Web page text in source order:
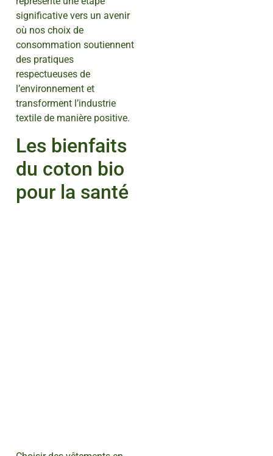
significative vers un avenir
où nos choix de
consommation soutiennent
des pratiques
respectueuses de
l’environnement et
transforment l’industrie
textile de manière positive.
Les bienfaits
du coton bio
pour la santé